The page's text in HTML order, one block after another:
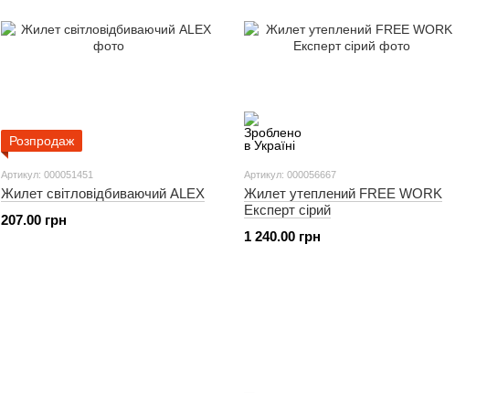
Розпродаж
Артикул: 000051451
Жилет світловідбиваючий ALEX
207.00 грн
Артикул: 000056667
Жилет утеплений FREE WORK
Експерт сірий
1 240.00 грн